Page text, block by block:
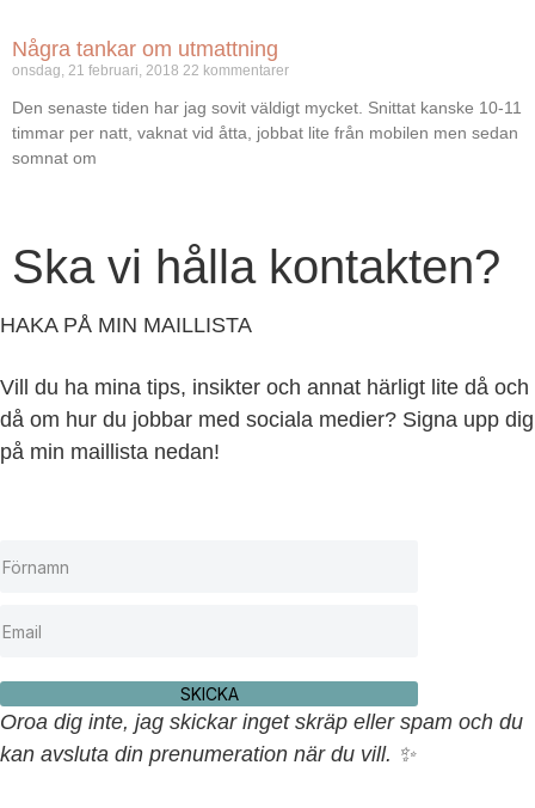
Några tankar om utmattning
onsdag, 21 februari, 2018 22 kommentarer
Den senaste tiden har jag sovit väldigt mycket. Snittat kanske 10-11
timmar per natt, vaknat vid åtta, jobbat lite från mobilen men sedan
somnat om
Ska vi hålla kontakten?
HAKA PÅ MIN MAILLISTA
Vill du ha mina tips, insikter och annat härligt lite då och
då om hur du jobbar med sociala medier? Signa upp dig
på min maillista nedan!
SKICKA
Oroa dig inte, jag skickar inget skräp eller spam och du
kan avsluta din prenumeration när du vill. ✨